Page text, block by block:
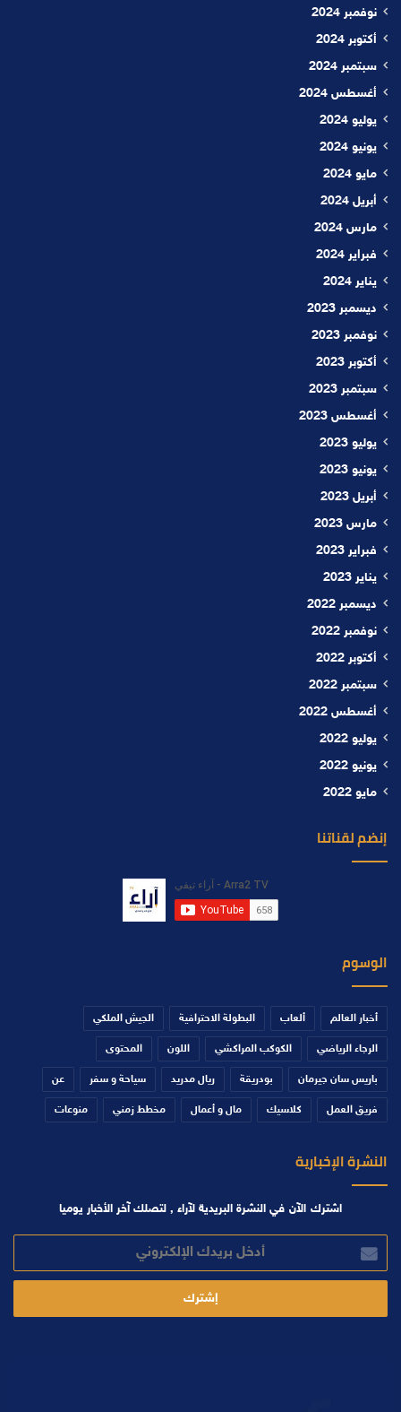
نوفمبر 2024
أكتوبر 2024
سبتمبر 2024
أغسطس 2024
يوليو 2024
يونيو 2024
مايو 2024
أبريل 2024
مارس 2024
فبراير 2024
يناير 2024
ديسمبر 2023
نوفمبر 2023
أكتوبر 2023
سبتمبر 2023
أغسطس 2023
يوليو 2023
يونيو 2023
أبريل 2023
مارس 2023
فبراير 2023
يناير 2023
ديسمبر 2022
نوفمبر 2022
أكتوبر 2022
سبتمبر 2022
أغسطس 2022
يوليو 2022
يونيو 2022
مايو 2022
إنضم لقناتنا
الوسوم
أخبار العالم ألعاب البطولة الاحترافية الجيش الملكي
الرجاء الرياضي الكوكب المراكشي اللون المحتوى
باريس سان جيرمان بودريقة ريال مدريد سياحة و سفر عن
فريق العمل كلاسيك مال و أعمال مخطط زمني منوعات
النشرة الإخبارية
اشترك الآن في النشرة البريدية لآراء , لتصلك آخر الأخبار يوميا
بريدك
الإلكتروني